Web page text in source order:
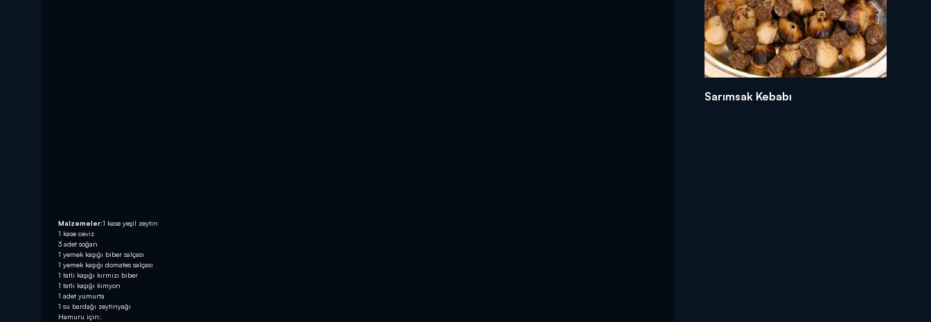
Malzemeler:1 kase yeşil zeytin
1 kase ceviz
3 adet soğan
1 yemek kaşığı biber salçası
1 yemek kaşığı domates salçası
1 tatlı kaşığı kırmızı biber
1 tatlı kaşığı kimyon
1 adet yumurta
1 su bardağı zeytinyağı
Hamuru için:
Sarımsak Kebabı